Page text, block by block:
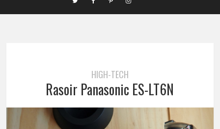
HIGH-TECH
Rasoir Panasonic ES-LT6N